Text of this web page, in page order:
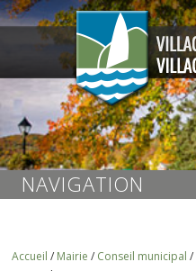
NAVIGATION
Accueil / Mairie / Conseil municipal /